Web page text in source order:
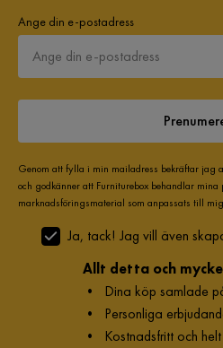
Ange din e-postadress
Genom att fylla i min mailadress bekräftar jag
och godkänner att Furniturebox behandlar
marknadsföringsmaterial som anpassats till
Ja, tack! Jag vill även
Allt detta och
• Dina köp samlade
• Personliga
• Kostnadsfritt och